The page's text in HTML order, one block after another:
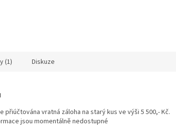
(1) Diskuze
přiúčtována vratná záloha na starý kus ve výši 5 500,- Kč.
jsou momentálně nedostupné